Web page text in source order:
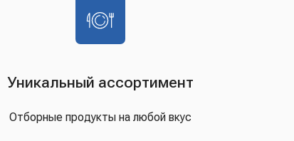
Уникальный ассортимент
Отборные продукты на любой вкус